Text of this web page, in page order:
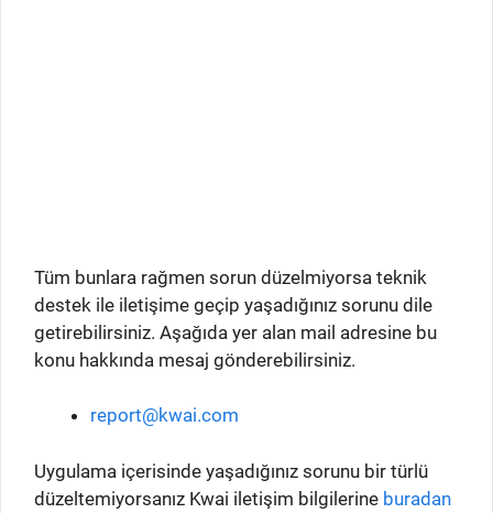
Tüm bunlara rağmen sorun düzelmiyorsa teknik
destek ile iletişime geçip yaşadığınız sorunu dile
getirebilirsiniz. Aşağıda yer alan mail adresine bu
konu hakkında mesaj gönderebilirsiniz.
report@kwai.com
Uygulama içerisinde yaşadığınız sorunu bir türlü
düzeltemiyorsanız Kwai iletişim bilgilerine buradan